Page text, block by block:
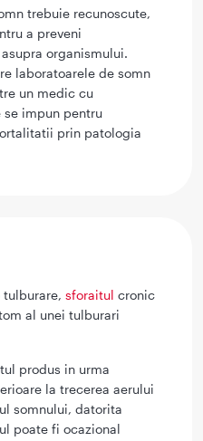
trebuie recunoscute,
a preveni
organismului.
laboratoarele de somn
un medic cu
impun pentru
prin patologia
tulburare, sforaitul cronic
al unei tulburari
produs in urma
la trecerea aerului
somnului, datorita
poate fi ocazional